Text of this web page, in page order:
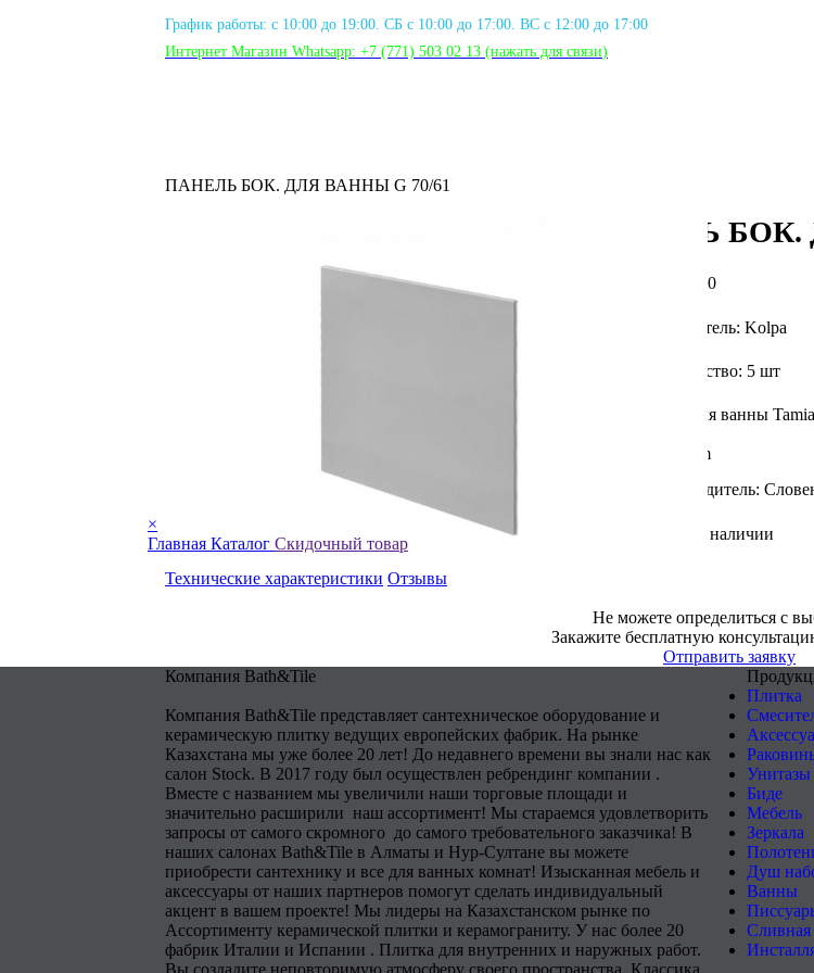
График работы: с 10:00 до 19:00. СБ с 10:00 до 17:00. ВС с 12:00 до 17:00
Интернет Магазин Whatsapp: +7 (771) 503 02 13 (нажать для связи)
×
Главная Каталог Скидочный товар
ПАНЕЛЬ БОК. ДЛЯ ВАННЫ G 70/61
ПАНЕЛЬ БОК.
Артикул: K_704710
Фирма производитель: Kolpa
Доступное количество: 5 шт
Боковая Панель для ванны Tamia
Размер: 70x61cm
Страна производитель:
В наличии
Технические характеристики Отзывы
Не можете определиться с
Закажите бесплатную
Отправить заявку
Компания Bath&Tile
Компания Bath&Tile представляет сантехническое оборудование и
керамическую плитку ведущих европейских фабрик. На рынке
Казахстана мы уже более 20 лет! До недавнего времени вы знали нас как
салон Stock. В 2017 году был осуществлен ребрендинг компании .
Вместе с названием мы увеличили наши торговые площади и
значительно расширили наш ассортимент! Мы стараемся удовлетворить
запросы от самого скромного до самого требовательного заказчика! В
наших салонах Bath&Tile в Алматы и Нур-Султане вы можете
приобрести сантехнику и все для ванных комнат! Изысканная мебель и
аксессуары от наших партнеров помогут сделать индивидуальный
акцент в вашем проекте! Мы лидеры на Казахстанском рынке по
Ассортименту керамической плитки и керамограниту. У нас более 20
фабрик Италии и Испании . Плитка для внутренних и наружных работ.
Вы создадите неповторимую атмосферу своего пространства. Классика,
Плитка
Унитазы
Биде
Мебель
Зеркала
Душ
Ванны
Сливная